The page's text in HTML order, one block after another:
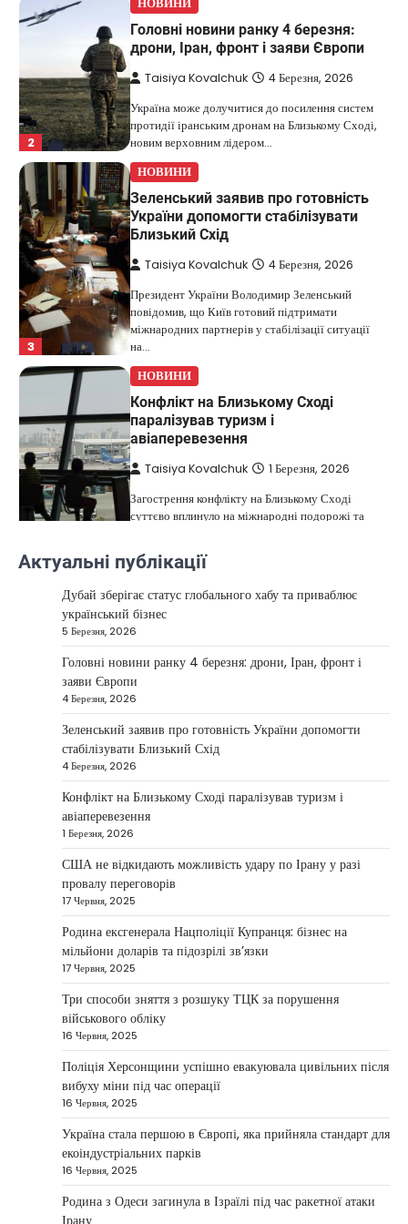
2
НОВИНИ
Головні новини ранку 4 березня:
дрони, Іран, фронт і заяви Європи
Taisiya Kovalchuk 4 Березня, 2026
Україна може долучитися до посилення систем
протидії іранським дронам на Близькому Сході,
новим верховним лідером…
3
НОВИНИ
Зеленський заявив про готовність
України допомогти стабілізувати
Близький Схід
Taisiya Kovalchuk 4 Березня, 2026
Президент України Володимир Зеленський
повідомив, що Київ готовий підтримати
міжнародних партнерів у стабілізації ситуації
на…
НОВИНИ
Конфлікт на Близькому Сході
паралізував туризм і
авіаперевезення
Taisiya Kovalchuk 1 Березня, 2026
Загострення конфлікту на Близькому Сході
суттєво вплинуло на міжнародні подорожі та
НОВИНИ
США не відкидають можливість
удару по Ірану у разі провалу
переговорів
Kolomysheva Anastasiya
17 Червня,
2025
У США не виключають застосування сили проти
Ірану, якщо дипломатичні переговори не
принесуть бажаних результатів.…
Дубай зберігає статус глобального
хабу та приваблює український
бізнес
Taisiya Kovalchuk 5 Березня, 2026
Дубай протягом багатьох років утримує статус
одного з найбільш привабливих міжнародних
центрів для ведення бізнесу…
НОВИНИ
Головні новини ранку 4 березня:
дрони, Іран, фронт і заяви Європи
Taisiya Kovalchuk
Україна може долучитися до посилення систем
протидії іранським дронам на Близькому Сході,
новим верховним лідером…
НОВИНИ
Зеленський заявив про готовність
України допомогти стабілізувати
Близький Схід
Taisiya Kovalchuk 4 Березня, 2026
Актуальні публікації
Дубай зберігає статус глобального хабу та приваблює
український бізнес
5 Березня, 2026
Головні новини ранку 4 березня: дрони, Іран, фронт і
заяви Європи
4 Березня, 2026
Зеленський заявив про готовність України допомогти
стабілізувати Близький Схід
4 Березня, 2026
Конфлікт на Близькому Сході паралізував туризм і
авіаперевезення
1 Березня, 2026
США не відкидають можливість удару по Ірану у разі
провалу переговорів
17 Червня, 2025
Родина ексгенерала Нацполіції Купранця: бізнес на
мільйони доларів та підозрілі зв’язки
17 Червня, 2025
Три способи зняття з розшуку ТЦК за порушення
військового обліку
16 Червня, 2025
Поліція Херсонщини успішно евакуювала цивільних після
вибуху міни під час операції
16 Червня, 2025
Україна стала першою в Європі, яка прийняла стандарт для
екоіндустріальних парків
16 Червня, 2025
Родина з Одеси загинула в Ізраїлі під час ракетної атаки
Ірану